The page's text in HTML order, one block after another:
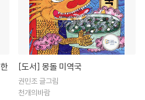
[도서] 몽돌 미역국
권민조 글그림
천개의바람